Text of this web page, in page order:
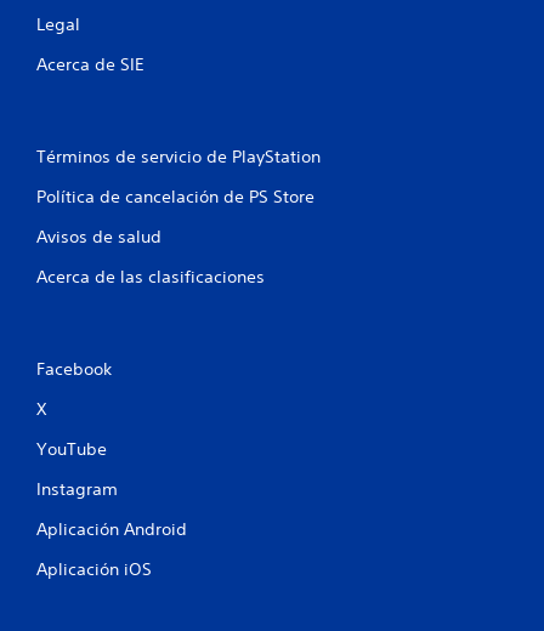
Legal
Acerca de SIE
Términos de servicio de PlayStation
Política de cancelación de PS Store
Avisos de salud
Acerca de las clasificaciones
Facebook
X
YouTube
Instagram
Aplicación Android
Aplicación iOS